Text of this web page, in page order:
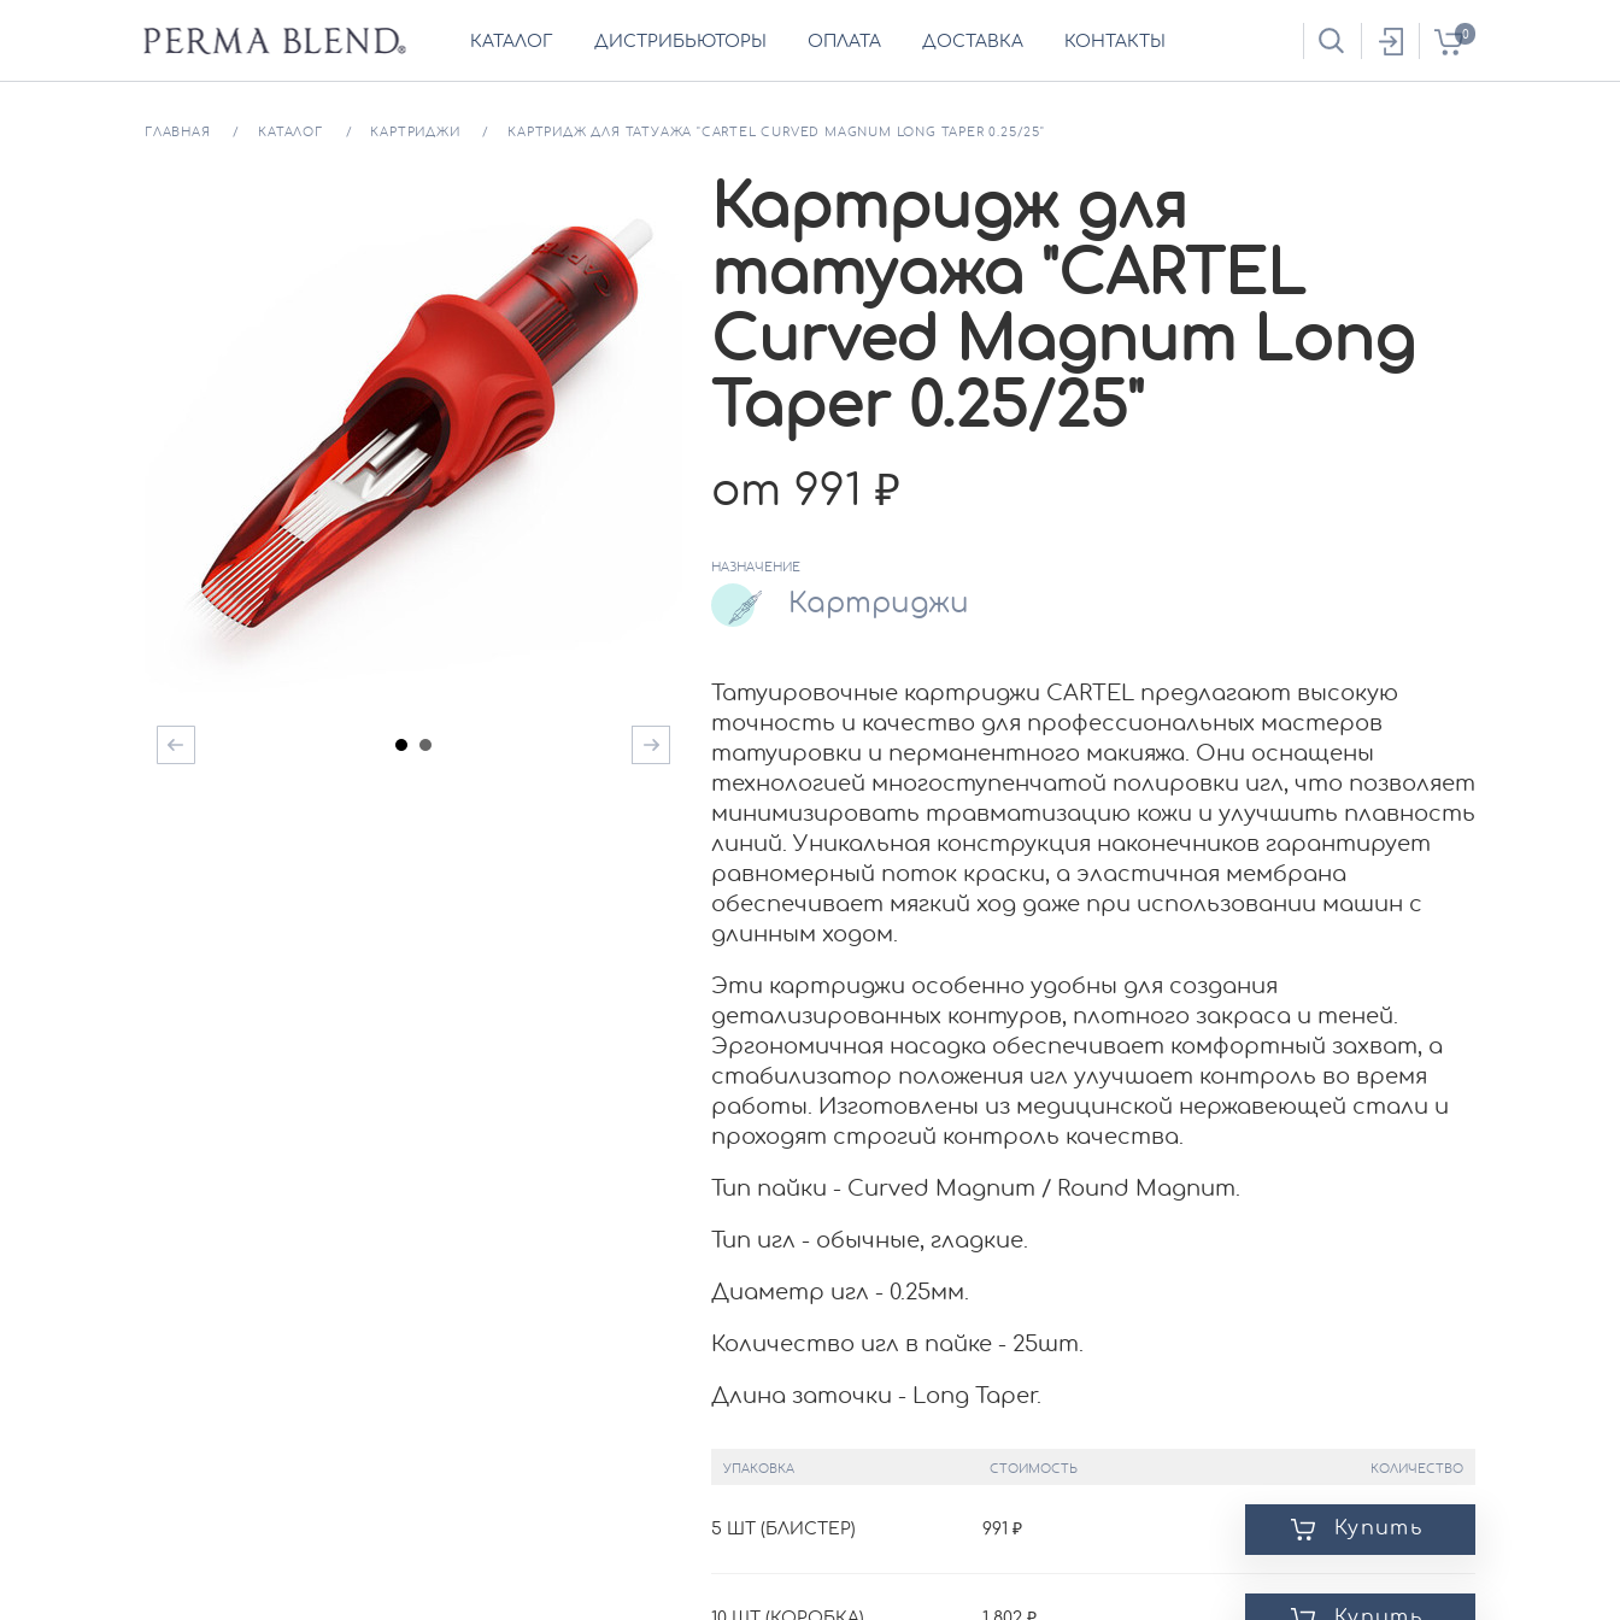
КАТАЛОГ ДИСТРИБЬЮТОРЫ ОПЛАТА ДОСТАВКА КОНТАКТЫ 0
ГЛАВНАЯ КАТАЛОГ КАРТРИДЖИ КАРТРИДЖ ДЛЯ ТАТУАЖА "CARTEL CURVED MAGNUM LONG TAPER 0.25/25"
Картридж для
татуажа "CARTEL
Curved Magnum Long
Taper 0.25/25"
от 991
НАЗНАЧЕНИЕ
Картриджи
Татуировочные картриджи CARTEL предлагают высокую
точность и качество для профессиональных мастеров
татуировки и перманентного макияжа. Они оснащены
технологией многоступенчатой полировки игл, что позволяет
минимизировать травматизацию кожи и улучшить плавность
линий. Уникальная конструкция наконечников гарантирует
равномерный поток краски, а эластичная мембрана
обеспечивает мягкий ход даже при использовании машин с
длинным ходом.
Эти картриджи особенно удобны для создания
детализированных контуров, плотного закраса и теней.
Эргономичная насадка обеспечивает комфортный захват, а
стабилизатор положения игл улучшает контроль во время
работы. Изготовлены из медицинской нержавеющей стали и
проходят строгий контроль качества.
Тип пайки - Curved Magnum / Round Magnum.
Тип игл - обычные, гладкие.
Диаметр игл - 0.25мм.
Количество игл в пайке - 25шт.
Длина заточки - Long Taper.
УПАКОВКА СТОИМОСТЬ КОЛИЧЕСТВО
5 ШТ (БЛИСТЕР) 991 Купить